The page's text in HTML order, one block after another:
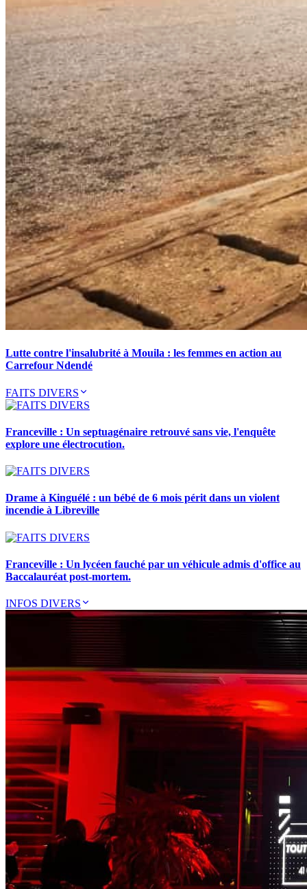
Lutte contre l'insalubrité à Mouila : les femmes en action au
Carrefour Ndendé
FAITS DIVERS
Franceville : Un septuagénaire retrouvé sans vie, l'enquête
explore une électrocution.
Drame à Kinguélé : un bébé de 6 mois périt dans un violent
incendie à Libreville
Franceville : Un lycéen fauché par un véhicule admis d'office au
Baccalauréat post-mortem.
INFOS DIVERS